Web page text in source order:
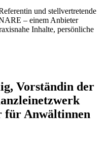
und stellvertretende
– einem Anbieter
Inhalte, persönliche
Vorständin der
für Anwältinnen